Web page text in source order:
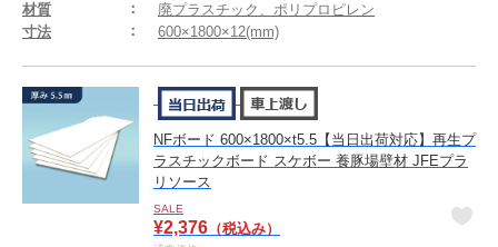
材質
廃プラスチック、ポリプロピレン
寸法
600×1800×12(mm)
NFボード 600×1800×t5.5【当日出荷対応】再生プ
ラスチックボード スケボー 養豚場壁材 JFEプラ
リソース
SALE
¥2,376 （税込み）